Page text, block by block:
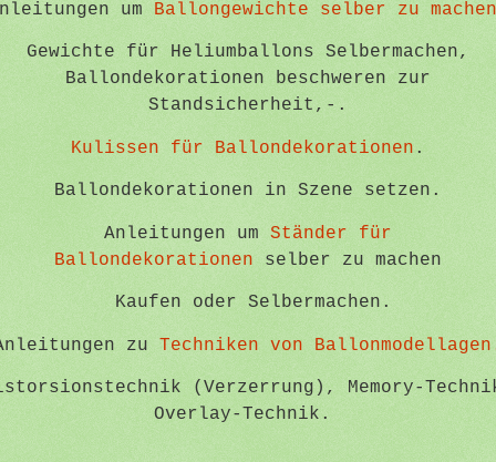
um Ballongewichte selber zu
Gewichte für Heliumballons Selbermachen,
Ballondekorationen beschweren zur
Standsicherheit,-.
Kulissen für Ballondekorationen .
Ballondekorationen in Szene setzen.
Anleitungen um Ständer für
Ballondekorationen selber zu machen
Kaufen oder Selbermachen.
zu Techniken von
(Verzerrung), Memory-
Overlay-Technik.